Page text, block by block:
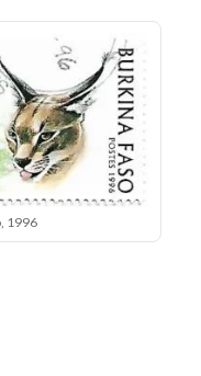
1996